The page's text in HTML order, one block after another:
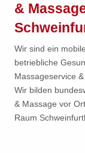
&
Wir sind ein
betriebliche
Massageservice
Wir bilden
& Massage vor
Raum